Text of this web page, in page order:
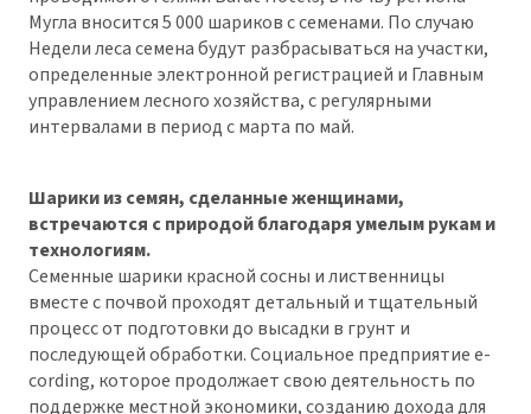
Мугла вносится 5 000 шариков с семенами. По случаю
Недели леса семена будут разбрасываться на участки,
определенные электронной регистрацией и Главным
управлением лесного хозяйства, с регулярными
интервалами в период с марта по май.
Шарики из семян, сделанные женщинами,
встречаются с природой благодаря умелым рукам и
технологиям.
Семенные шарики красной сосны и лиственницы
вместе с почвой проходят детальный и тщательный
процесс от подготовки до высадки в грунт и
последующей обработки. Социальное предприятие e-
cording, которое продолжает свою деятельность по
поддержке местной экономики, созданию дохода для